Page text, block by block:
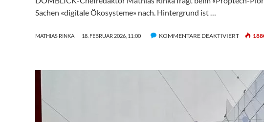
Sachen «digitale Ökosysteme» nach. Hintergrund ist …
MATHIAS RINKA 18. FEBRUAR 2026, 11:00 KOMMENTARE DEAKTIVIERTFÜR
DIGITALE
WIRD
NEU